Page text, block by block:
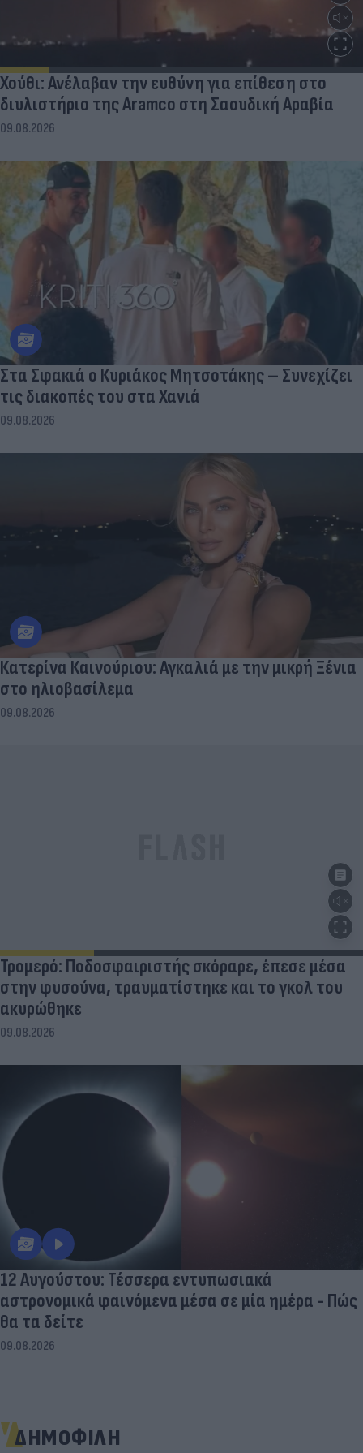
Χούθι: Ανέλαβαν την ευθύνη για επίθεση στο
διυλιστήριο της Aramco στη Σαουδική Αραβία
09.08.2026
Στα Σφακιά ο Κυριάκος Μητσοτάκης – Συνεχίζει
τις διακοπές του στα Χανιά
09.08.2026
Κατερίνα Καινούριου: Αγκαλιά με την μικρή Ξένια
στο ηλιοβασίλεμα
09.08.2026
Τρομερό: Ποδοσφαιριστής σκόραρε, έπεσε μέσα
στην φυσούνα, τραυματίστηκε και το γκολ του
ακυρώθηκε
09.08.2026
12 Αυγούστου: Τέσσερα εντυπωσιακά
αστρονομικά φαινόμενα μέσα σε μία ημέρα - Πώς
θα τα δείτε
09.08.2026
ΔΗΜΟΦΙΛΗ